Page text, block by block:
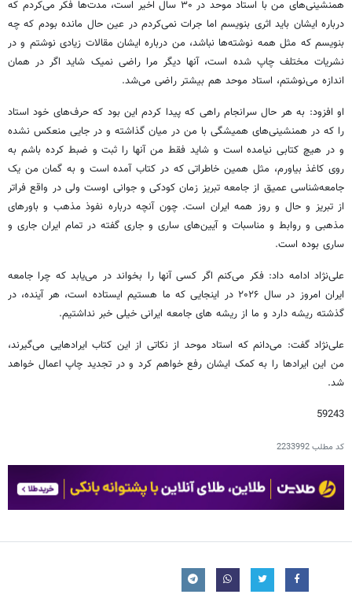
همنشینی‌های من با استاد موحد در ۳۰ سال اخیر است، مدت‌ها فکر می‌کردم که
درباره ایشان باید اثری بنویسم اما جرات نمی‌کردم در عین حال مانده بودم که چه
بنویسم که مثل همه نوشته‌ها نباشد، من درباره ایشان مقالات زیادی نوشتم و در
نشریات مختلف چاپ شده است، آنها دیگر مرا راضی نمیک شاید اگر در همان
اندازه می‌نوشتم، استاد موحد هم بیشتر راضی می‌شد.
او افزود: به هر حال سرانجام راهی که پیدا کردم این بود که حرف‌های خود استاد
را که در همنشینی‌های همیشگی با من در میان گذاشته و در جایی منعکس نشده
و در هیچ کتابی نیامده است و شاید فقط من آنها را ثبت و ضبط کرده باشم به
روی کاغذ بیاورم، مثل همین خاطراتی که در کتاب آمده است و به گمان من یک
جامعه‌شناسی عمیق از جامعه تبریز زمان کودکی و جوانی اوست ولی در واقع فراتر
از تبریز و حال و روز همه ایران است. چون آنچه درباره نفوذ مذهب و باورهای
مذهبی و روابط و مناسبات و آیین‌های ساری و جاری گفته در تمام ایران جاری و
ساری بوده است.
علی‌نژاد ادامه داد: فکر می‌کنم اگر کسی آنها را بخواند در می‌یابد که چرا جامعه
ایران امروز در سال ۲۰۲۶ در اینجایی که ما هستیم ایستاده است، هر آینده، در
گذشته ریشه دارد و ما از ریشه های جامعه ایرانی خیلی خبر نداشتیم.
علی‌نژاد گفت: می‌دانم که استاد موحد از نکاتی از این کتاب ایرادهایی می‌گیرند،
من این ایرادها را به کمک ایشان رفع خواهم کرد و در تجدید چاپ اعمال خواهد
شد.
59243
کد مطلب2233992